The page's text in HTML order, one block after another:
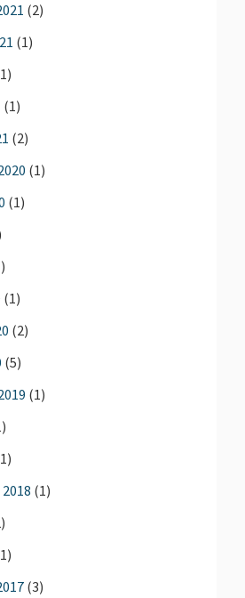
(2)
(1)
(1)
(2)
(1)
(1)
(1)
(2)
(5)
(1)
(1)
(3)